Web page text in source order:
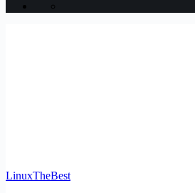
LinuxTheBest